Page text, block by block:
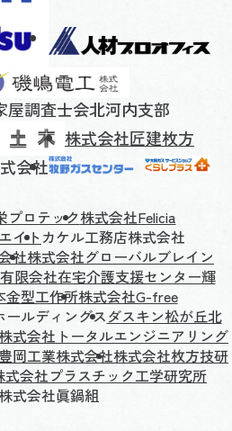
屋調査士会北河内支部
株式会社匠建枚方
会社
プロテック株式会社Felicia
イトカケル工務店株式会社
社株式会社グローバルブレイン
有限会社在宅介護支援センター輝
金型工作所株式会社G-free
ールディングスダスキン松が丘北
式会社トータルエンジニアリング
豊岡工業株式会社株式会社枚方技研
式会社プラスチック工学研究所
式会社眞鍋組